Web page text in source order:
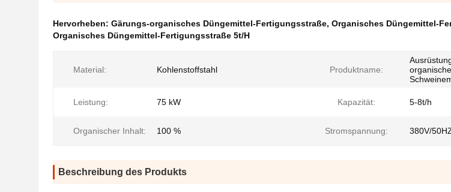
Hervorheben: Gärungs-organisches Düngemittel-Fertigungsstraße, Organisches Düngemittel-
Organisches Düngemittel-Fertigungsstraße 5t/H
Material: Kohlenstoffstahl Produktname:
Leistung: 75 kW Kapazität: 5-8t/h
Organischer Inhalt: 100 % Stromspannung: 380V/
Beschreibung des Produkts